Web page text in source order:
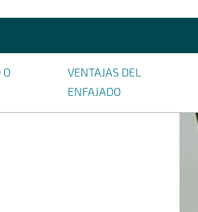
O
VENTAJAS DEL
ENFAJADO